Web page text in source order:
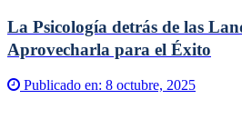
La Psicología detrás de las
Aprovecharla para el Éxito
Publicado en: 8 octubre, 2025